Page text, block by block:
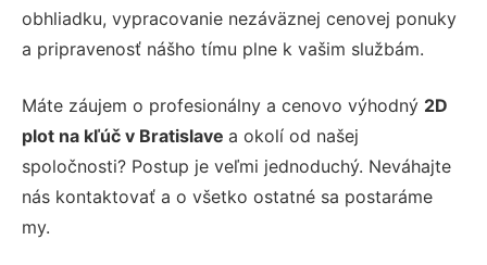
obhliadku, vypracovanie nezáväznej cenovej ponuky
a pripravenosť nášho tímu plne k vašim službám.
Máte záujem o profesionálny a cenovo výhodný 2D
plot na kľúč v Bratislave a okolí od našej
spoločnosti? Postup je veľmi jednoduchý. Neváhajte
nás kontaktovať a o všetko ostatné sa postaráme
my.